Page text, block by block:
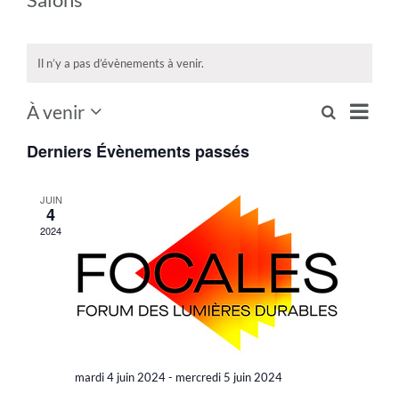
Il n’y a pas d’évènements à venir.
Recherche
Recherche
Liste
À venir
une
Derniers Évènements passés
JUIN
4
2024
mardi 4 juin 2024- mercredi 5 juin 2024